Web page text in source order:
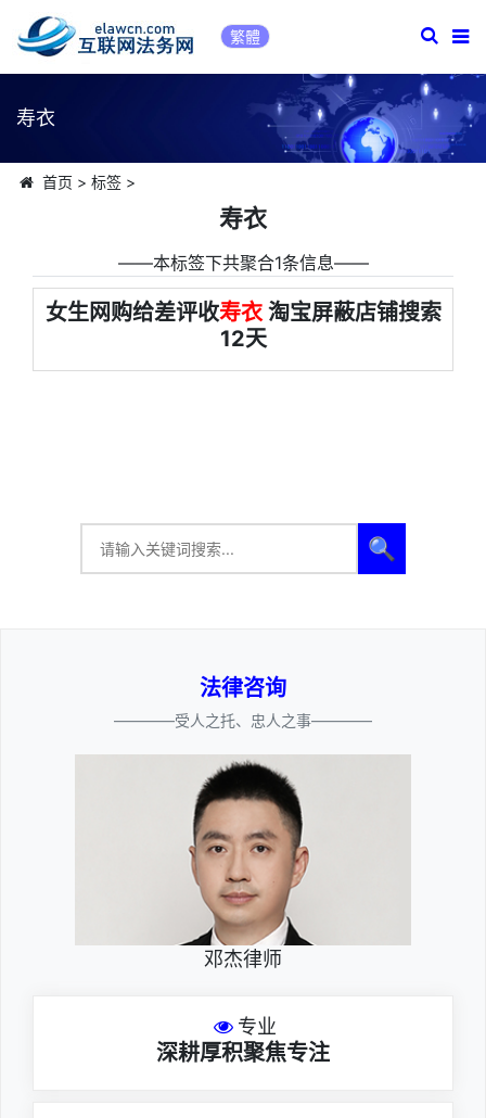
繁體
寿衣
首页 > 标签>
寿衣
――本标签下共聚合1条信息――
女生网购给差评收寿衣淘宝屏蔽店铺搜索
12天
🔍
法律咨询
————受人之托、忠人之事————
邓杰律师
专业
深耕厚积聚焦专注